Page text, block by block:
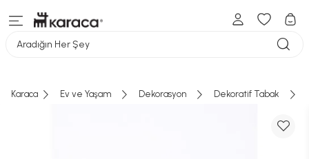
Aradığın Her Şey
Karaca Ev ve Yaşam Dekorasyon Dekoratif Tabak